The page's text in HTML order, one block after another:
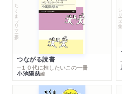
ちくまプリマー新書
つながる読書
─１０代に推したいこの一冊
小池陽慈編
シリーズ・全集